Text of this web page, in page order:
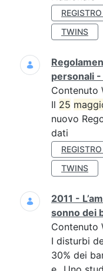
TWINS
personali -
Contenuto
Il 25
nuovo
dati
TWINS
2011 -
sonno dei
Contenuto
I disturbi
30% dei